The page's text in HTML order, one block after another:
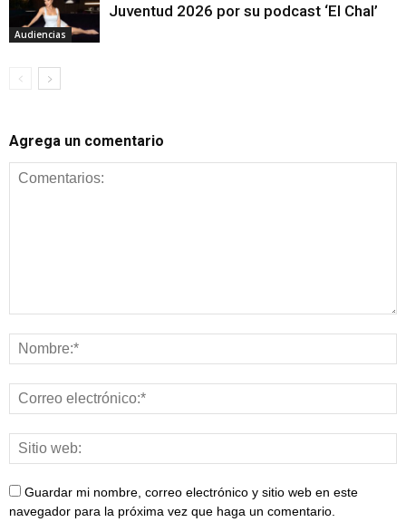
Audiencias
Juventud 2026 por su podcast ‘El Chal’
Agrega un comentario
Guardar mi nombre, correo electrónico y sitio web en este
navegador para la próxima vez que haga un comentario.